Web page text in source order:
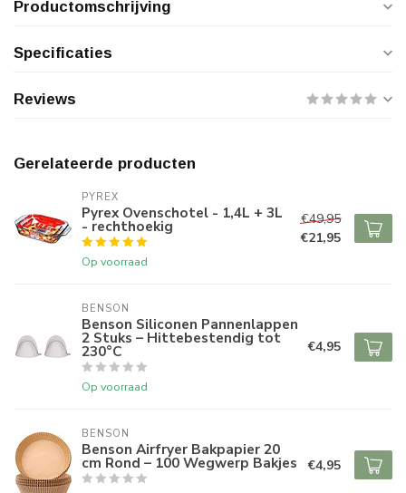
Productomschrijving
Specificaties
Reviews
Gerelateerde producten
PYREX
Pyrex Ovenschotel - 1,4L + 3L
- rechthoekig
Op voorraad
€49,95
€21,95
BENSON
Benson Siliconen Pannenlappen
2 Stuks – Hittebestendig tot
230°C
Op voorraad
€4,95
BENSON
Benson Airfryer Bakpapier 20
cm Rond – 100 Wegwerp Bakjes €4,95